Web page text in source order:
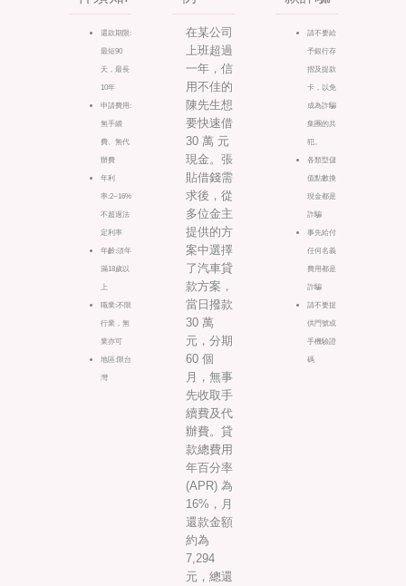
還款期限:
最短90
天，最長
10年
申請費用:
無手續
費、無代
辦費
年利
率:2~16%
不超過法
定利率
年齡:須年
滿18歲以
上
職業:不限
行業，無
業亦可
地區:限台
灣
在某公司
上班超過
一年，信
用不佳的
陳先生想
要快速借
30 萬 元
現金。張
貼借錢需
求後，從
多位金主
提供的方
案中選擇
了汽車貸
款方案，
當日撥款
30 萬
元，分期
60 個
月，無事
先收取手
續費及代
辦費。貸
款總費用
年百分率
(APR) 為
16%，月
還款金額
約為
7,294
元，總還
請不要給
予銀行存
摺及提款
卡，以免
成為詐騙
集團的共
犯。
各類型儲
值點數換
現金都是
詐騙
事先給付
任何名義
費用都是
詐騙
請不要提
供門號或
手機驗證
碼